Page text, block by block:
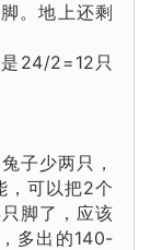
。地上还剩
24/2=12只
子少两只，
，可以把2个
脚了，应该
多出的140-